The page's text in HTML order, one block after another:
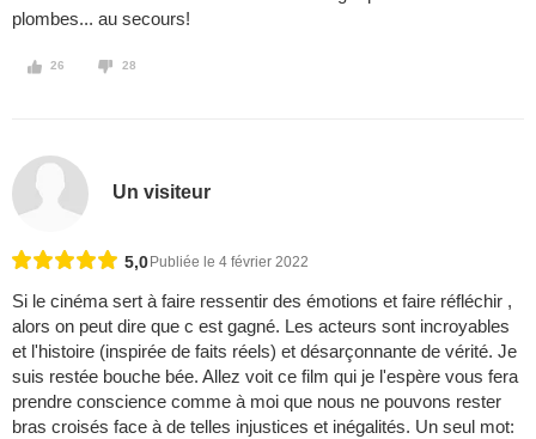
plombes... au secours!
26 28
Un visiteur
5,0 Publiée le 4 février 2022
Si le cinéma sert à faire ressentir des émotions et faire réfléchir ,
alors on peut dire que c est gagné. Les acteurs sont incroyables
et l'histoire (inspirée de faits réels) et désarçonnante de vérité. Je
suis restée bouche bée. Allez voit ce film qui je l'espère vous fera
prendre conscience comme à moi que nous ne pouvons rester
bras croisés face à de telles injustices et inégalités. Un seul mot: